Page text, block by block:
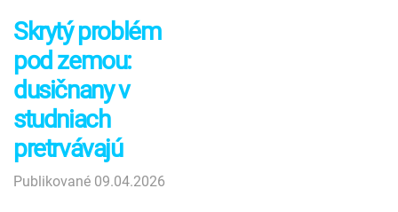
Skrytý problém
pod zemou:
dusičnany v
studniach
pretrvávajú
Publikované 09.04.2026